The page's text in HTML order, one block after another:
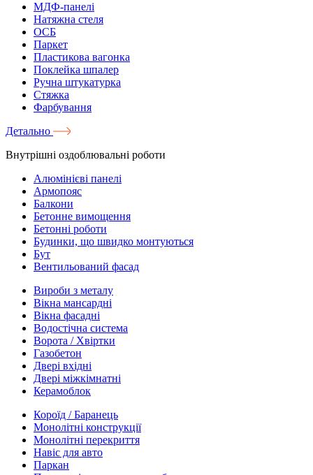
МДФ-панелі
Натяжна стеля
ОСБ
Паркет
Пластикова вагонка
Поклейка шпалер
Ручна штукатурка
Стяжка
Фарбування
Детально
Внутрішні оздоблювальні роботи
Алюмінієві панелі
Армопояс
Балкони
Бетонне вимощення
Бетонні роботи
Будинки, що швидко монтуються
Бут
Вентильований фасад
Вироби з металу
Вікна мансардні
Вікна фасадні
Водостічна система
Ворота / Хвіртки
Газобетон
Двері вхідні
Двері міжкімнатні
Керамоблок
Короїд / Баранець
Монолітні конструкції
Монолітні перекриття
Навіс для авто
Паркан